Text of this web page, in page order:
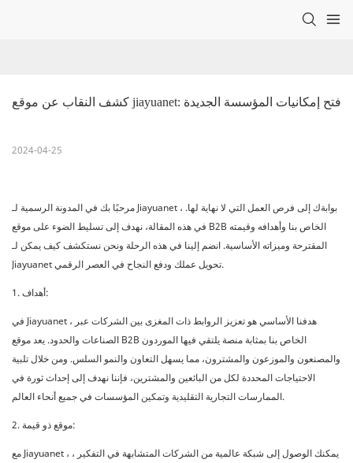
كشف النقاب عن موقع jiayuanet: فتح إمكانيات المؤسسة الجديدة
2024-04-25
مرحبًا بك في المدونة الرسمية لـ Jiayuanet ، بوابةك إلى فرص العمل التي لا نهاية لها.
في هذه المقالة، نهدف إلى تسليط الضوء على موقع B2B الخاص بنا وأهدافه وقيمته
المقترحة وميزاته الأساسية. انضم إلينا في هذه الرحلة ونحن نستكشف كيف يمكن لـ
Jiayuanet تحويل عملك ودفع النجاح في العصر الرقمي.
1. أهداف:
في Jiayuanet ، هدفنا الأساسي هو تعزيز الروابط ذات المغزى بين الشركات عبر
الصناعات والحدود. يعد موقع B2B الخاص بنا بمثابة منصة يلتقي فيها الموردون
والمصنعون والموزعون والمشترون، مما يسهل التعاون والنمو السلس. ومن خلال تلبية
الاحتياجات المحددة لكل من البائعين والمشترين، فإننا نهدف إلى إحداث ثورة في
الممارسات التجارية التقليدية وتمكين المؤسسات في جميع أنحاء العالم.
2. موقع ذو قيمة:
مع Jiayuanet ، يمكنك الوصول إلى شبكة عالمية من الشركات المتشابهة في التفكير ،